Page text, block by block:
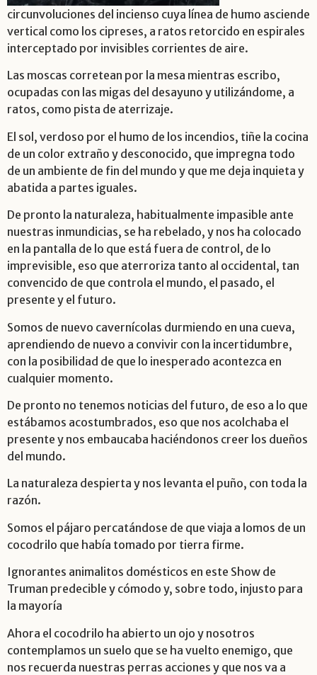
circunvoluciones del incienso cuya línea de humo asciende
vertical como los cipreses, a ratos retorcido en espirales
interceptado por invisibles corrientes de aire.
Las moscas corretean por la mesa mientras escribo,
ocupadas con las migas del desayuno y utilizándome, a
ratos, como pista de aterrizaje.
El sol, verdoso por el humo de los incendios, tiñe la cocina
de un color extraño y desconocido, que impregna todo
de un ambiente de fin del mundo y que me deja inquieta y
abatida a partes iguales.
De pronto la naturaleza, habitualmente impasible ante
nuestras inmundicias, se ha rebelado, y nos ha colocado
en la pantalla de lo que está fuera de control, de lo
imprevisible, eso que aterroriza tanto al occidental, tan
convencido de que controla el mundo, el pasado, el
presente y el futuro.
Somos de nuevo cavernícolas durmiendo en una cueva,
aprendiendo de nuevo a convivir con la incertidumbre,
con la posibilidad de que lo inesperado acontezca en
cualquier momento.
De pronto no tenemos noticias del futuro, de eso a lo que
estábamos acostumbrados, eso que nos acolchaba el
presente y nos embaucaba haciéndonos creer los dueños
del mundo.
La naturaleza despierta y nos levanta el puño, con toda la
razón.
Somos el pájaro percatándose de que viaja a lomos de un
cocodrilo que había tomado por tierra firme.
Ignorantes animalitos domésticos en este Show de
Truman predecible y cómodo y, sobre todo, injusto para
la mayoría
Ahora el cocodrilo ha abierto un ojo y nosotros
contemplamos un suelo que se ha vuelto enemigo, que
nos recuerda nuestras perras acciones y que nos va a